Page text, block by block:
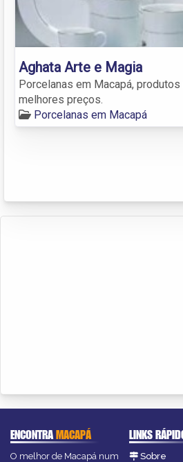
Aghata Arte e Magia
Porcelanas em Macapá,
melhores preços.
Porcelanas em Macapá
ENCONTRAMACAPÁ
O melhor de Macapá num
LINKS
Sobre